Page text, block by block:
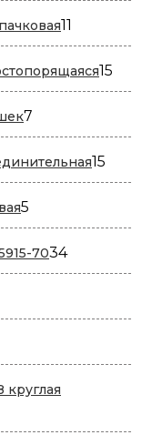
11
товаров
15
7
товаров
15
5
товаров
703434
товара
круглая